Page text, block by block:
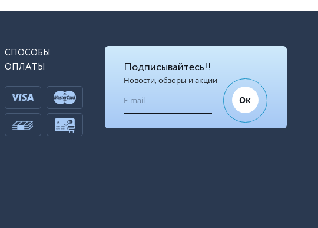
СПОСОБЫ
ОПЛАТЫ
Подписывайтесь!!
Новости, обзоры и акции
Ок